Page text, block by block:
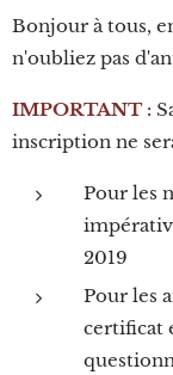
Bonjour à tous,
n'oubliez pas
IMPORTANT :
inscription ne
Pour les
2019
Pour les
certificat